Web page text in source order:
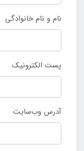
نام و نام خانوادگی
پست الکترونیک
آدرس وب‌سایت